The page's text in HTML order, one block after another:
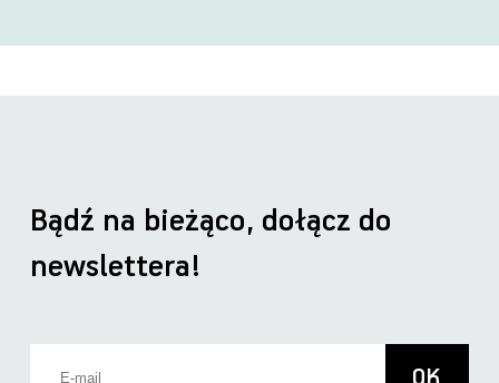
Bądź na bieżąco, dołącz do
newslettera!